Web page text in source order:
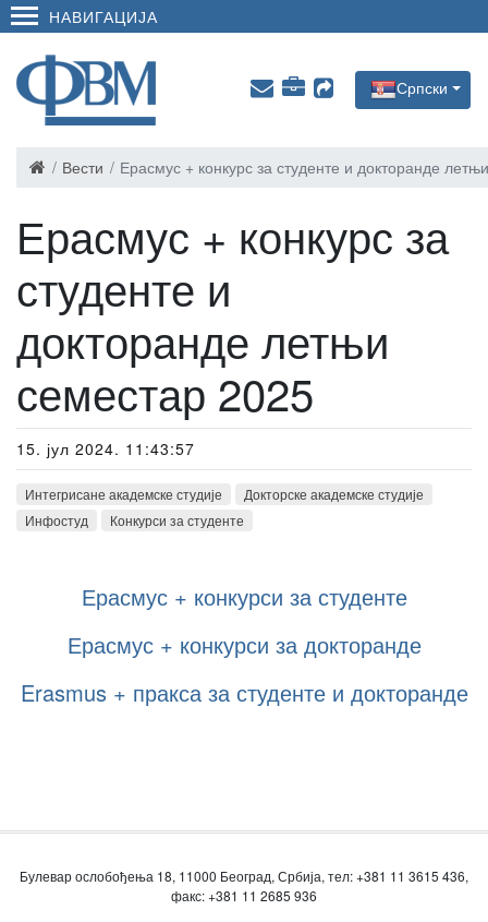
НАВИГАЦИЈА
Српски
Вести Ерасмус + конкурс за студенте и докторанде
Ерасмус + конкурс за
студенте и
докторанде летњи
семестар 2025
15. јул 2024. 11:43:57
Интегрисане академске студије
Докторске академске студије
Инфостуд
Конкурси за студенте
Ерасмус + конкурси за студенте
Ерасмус + конкурси за докторанде
Erasmus + пракса за студенте и докторанде
Булевар ослобођења 18, 11000 Београд, Србија, тел: +381 11 3615 436,
факс: +381 11 2685 936